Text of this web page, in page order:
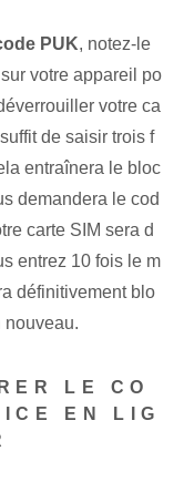
PUK, notez-le
votre appareil po
votre ca
de saisir trois f
entraînera le bloc
demandera le cod
carte SIM sera d
entrez 10 fois le m
définitivement blo
nouveau.
LE CO
EN LIG